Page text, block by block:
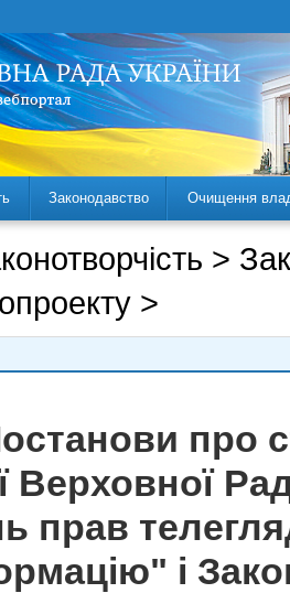
Законодавство Очищення
>
>
про
Верховної
прав
і